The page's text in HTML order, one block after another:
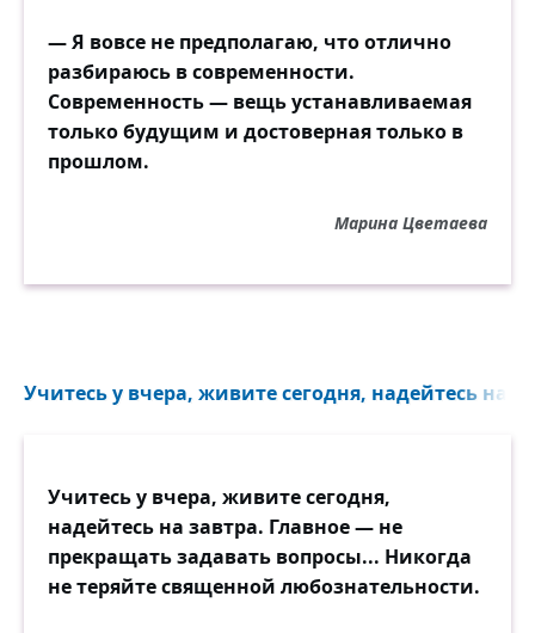
— Я вовсе не предполагаю, что отлично
разбираюсь в современности.
Современность — вещь устанавливаемая
только будущим и достоверная только в
прошлом.
Марина Цветаева
Учитесь у вчера, живите сегодня, надейтесь на
Учитесь у вчера, живите сегодня,
надейтесь на завтра. Главное — не
прекращать задавать вопросы... Никогда
не теряйте священной любознательности.